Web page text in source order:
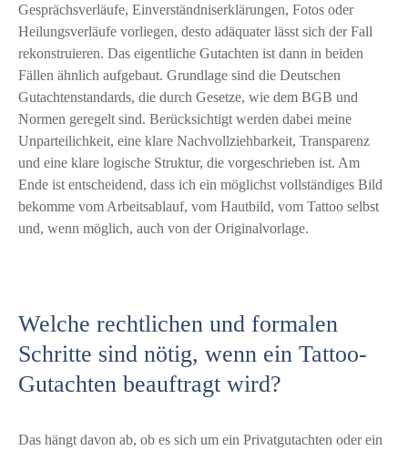
Gesprächsverläufe, Einverständniserklärungen, Fotos oder
Heilungsverläufe vorliegen, desto adäquater lässt sich der Fall
rekonstruieren. Das eigentliche Gutachten ist dann in beiden
Fällen ähnlich aufgebaut. Grundlage sind die Deutschen
Gutachtenstandards, die durch Gesetze, wie dem BGB und
Normen geregelt sind. Berücksichtigt werden dabei meine
Unparteilichkeit, eine klare Nachvollziehbarkeit, Transparenz
und eine klare logische Struktur, die vorgeschrieben ist. Am
Ende ist entscheidend, dass ich ein möglichst vollständiges Bild
bekomme vom Arbeitsablauf, vom Hautbild, vom Tattoo selbst
und, wenn möglich, auch von der Originalvorlage.
Welche rechtlichen und formalen
Schritte sind nötig, wenn ein Tattoo-
Gutachten beauftragt wird?
Das hängt davon ab, ob es sich um ein Privatgutachten oder ein